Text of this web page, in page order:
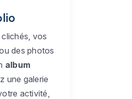
vos
des photos
album
une galerie
activité,